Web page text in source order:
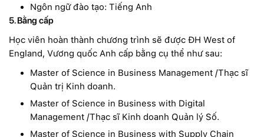
Ngôn ngữ đào tạo: Tiếng Anh
5. Bằng cấp
Học viên hoàn thành chương trình sẽ được ĐH West of
England, Vương quốc Anh cấp bằng cụ thể như sau:
Master of Science in Business Management /Thạc sĩ
Quản trị Kinh doanh.
Master of Science in Business with Digital
Management /Thạc sĩ Kinh doanh Quản lý Số.
Master of Science in Business with Supply Chain